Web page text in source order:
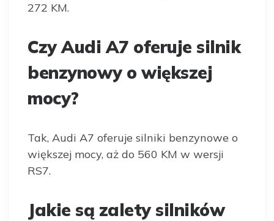
272 KM.
Czy Audi A7 oferuje silnik
benzynowy o większej
mocy?
Tak, Audi A7 oferuje silniki benzynowe o
większej mocy, aż do 560 KM w wersji
RS7.
Jakie są zalety silników